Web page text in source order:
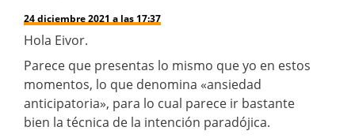
24 diciembre 2021 a las 17:37
Hola Eivor.
Parece que presentas lo mismo que yo en estos
momentos, lo que denomina «ansiedad
anticipatoria», para lo cual parece ir bastante
bien la técnica de la intención paradójica.